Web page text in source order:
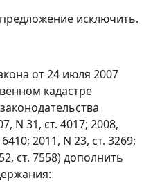
исключить.
от 24 июля 2007
кадастре
N 31, ст. 4017; 2008,
2011, N 23, ст. 3269;
ст. 7558) дополнить